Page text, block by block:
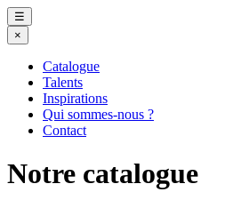
☰
×
Catalogue
Talents
Inspirations
Qui sommes-nous ?
Contact
Notre catalogue